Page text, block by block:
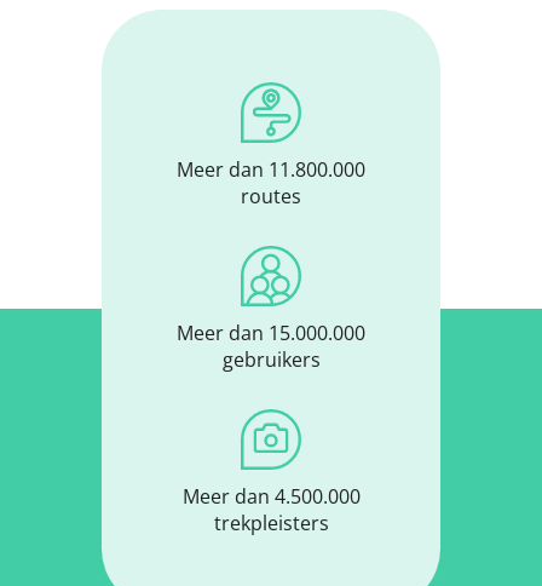
Meer dan 11.800.000
routes
Meer dan 15.000.000
gebruikers
Meer dan 4.500.000
trekpleisters